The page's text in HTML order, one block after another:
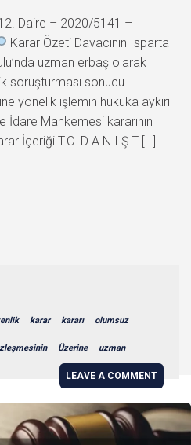
Daire – 2020/5141 –
Karar Özeti Davacının Isparta
uzman erbaş olarak
soruşturması sonucu
yönelik işlemin hukuka aykırı
Mahkemesi kararının
İçeriği T.C. D A N I Ş T […]
karar kararı olumsuz
Üzerine uzman
LEAVE A COMMENT